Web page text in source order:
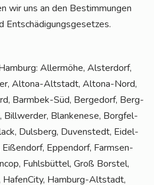
wir uns an den Bestim­mun­gen
Ent­schä­di­gungs­ge­set­zes.
Aller­mö­he, Als­ter­dorf,
Alto­na-Alt­stadt, Alto­na-Nord,
Barm­bek-Süd, Ber­ge­dorf, Berg­
Blan­ke­ne­se, Borg­fel­
Duls­berg, Duven­stedt, Eidel­
Eppen­dorf, Farm­sen-
Fuhls­büt­tel, Groß Bors­tel,
Ham­burg-Alt­stadt,